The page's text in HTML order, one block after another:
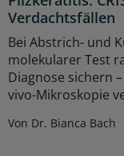
Verdachtsfällen
Bei Abstrich- und
molekularer Test
Diagnose sichern
vivo-Mikroskopie
Von Dr. Bianca Bach